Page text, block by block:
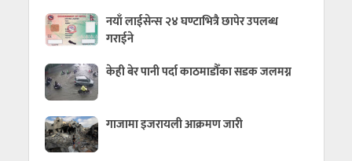
नयाँ लाईसेन्स २४ घण्टाभित्रै छापेर उपलब्ध
गराईने
केही बेर पानी पर्दा काठमाडौँका सडक जलमग्न
गाजामा इजरायली आक्रमण जारी